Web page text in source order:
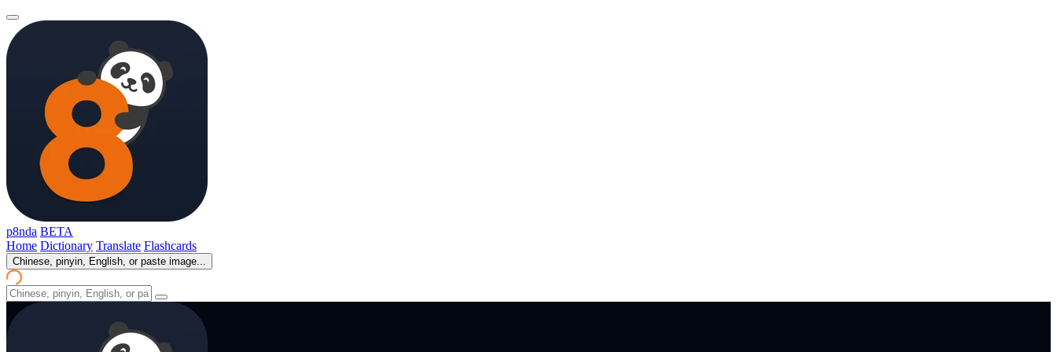
p8nda BETA
Home Dictionary Translate Flashcards
Chinese, pinyin, English, or paste image...